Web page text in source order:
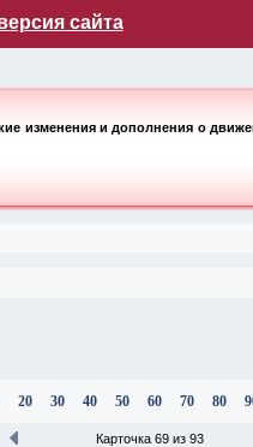
сайта
изменения и дополнения о
20 30 40 50 60 70 80
Карточка 69 из 93